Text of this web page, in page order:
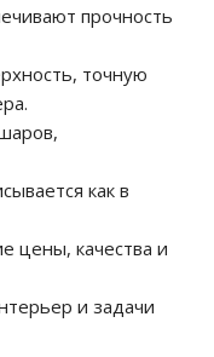
прочность
точную
как в
цены, качества и
и задачи